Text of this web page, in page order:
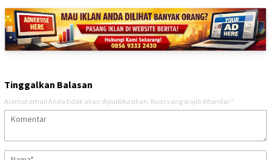
Tinggalkan Balasan
Alamat email Anda tidak akan dipublikasikan. Ruas yang wajib ditandai *